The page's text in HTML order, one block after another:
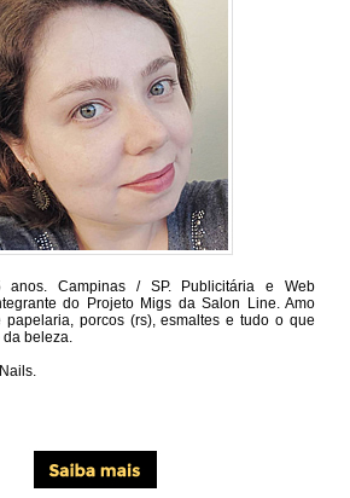
anos. Campinas / SP. Publicitária e Web
do Projeto Migs da Salon Line. Amo
papelaria, porcos (rs), esmaltes e tudo o que
beleza.